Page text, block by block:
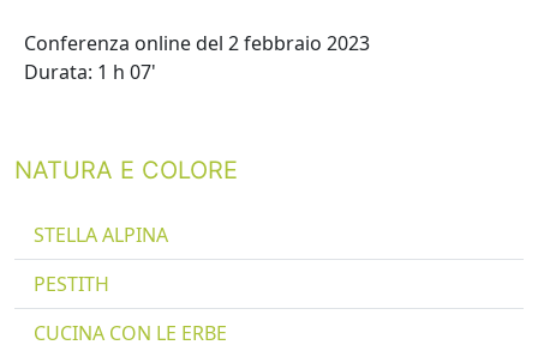
Conferenza online del 2 febbraio 2023
Durata: 1 h 07'
NATURA E COLORE
STELLA ALPINA
PESTITH
CUCINA CON LE ERBE